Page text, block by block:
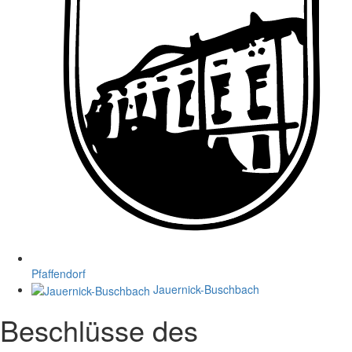
Pfaffendorf
Jauernick-Buschbach
Beschlüsse des